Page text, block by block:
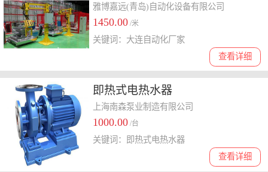
雅博嘉远(青岛)自动化设备有限公司
1450.00 /米
查看详细
关键词：大连自动化厂家
即热式电热水器
上海南森泵业制造有限公司
1000.00 /台
查看详细
关键词：即热式电热水器